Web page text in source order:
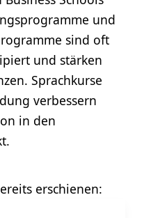
und
sind oft
und stärken
Sprachkurse
verbessern
in den